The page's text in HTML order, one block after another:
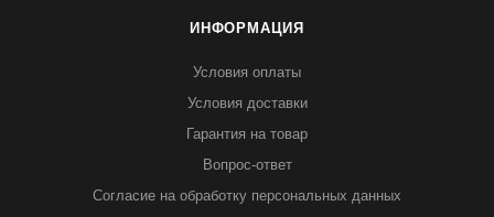
ИНФОРМАЦИЯ
Условия оплаты
Условия доставки
Гарантия на товар
Вопрос-ответ
Согласие на обработку персональных данных